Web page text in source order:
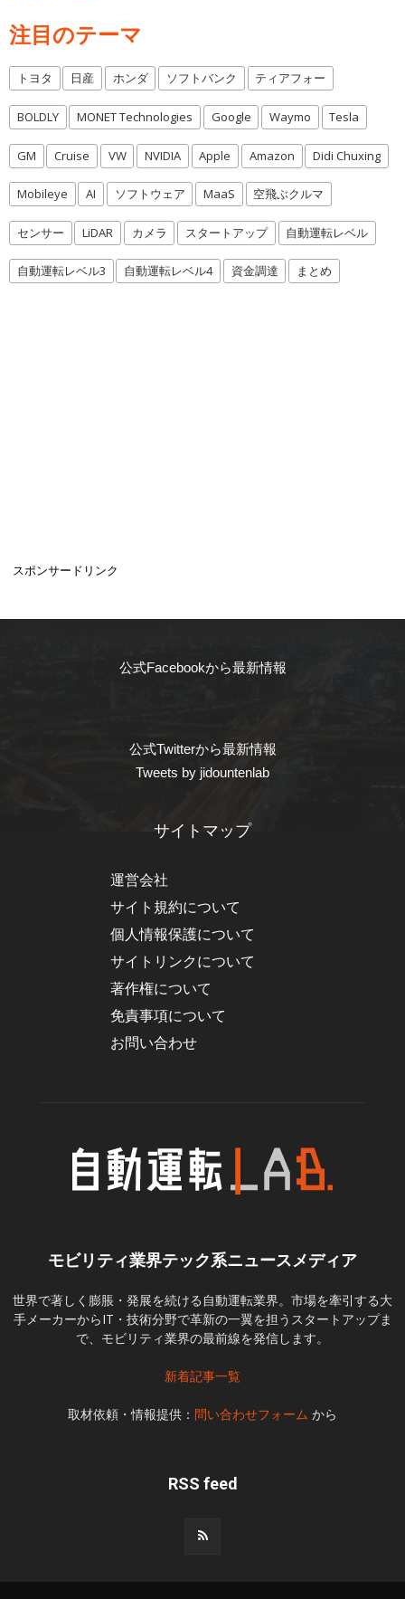
注目のテーマ
トヨタ 日産 ホンダ ソフトバンク ティアフォー
BOLDLY MONET Technologies Google Waymo Tesla
GM Cruise VW NVIDIA Apple Amazon Didi Chuxing
Mobileye AI ソフトウェア MaaS 空飛ぶクルマ
センサー LiDAR カメラ スタートアップ 自動運転レベル
自動運転レベル3 自動運転レベル4 資金調達 まとめ
スポンサードリンク
公式Facebookから最新情報
公式Twitterから最新情報
Tweets by jidountenlab
サイトマップ
運営会社
サイト規約について
個人情報保護について
サイトリンクについて
著作権について
免責事項について
お問い合わせ
モビリティ業界テック系ニュースメディア
世界で著しく膨脹・発展を続ける自動運転業界。市場を牽引する大
手メーカーからIT・技術分野で革新の一翼を担うスタートアップま
で、モビリティ業界の最前線を発信します。
新着記事一覧
取材依頼・情報提供： 問い合わせフォーム から
RSS feed